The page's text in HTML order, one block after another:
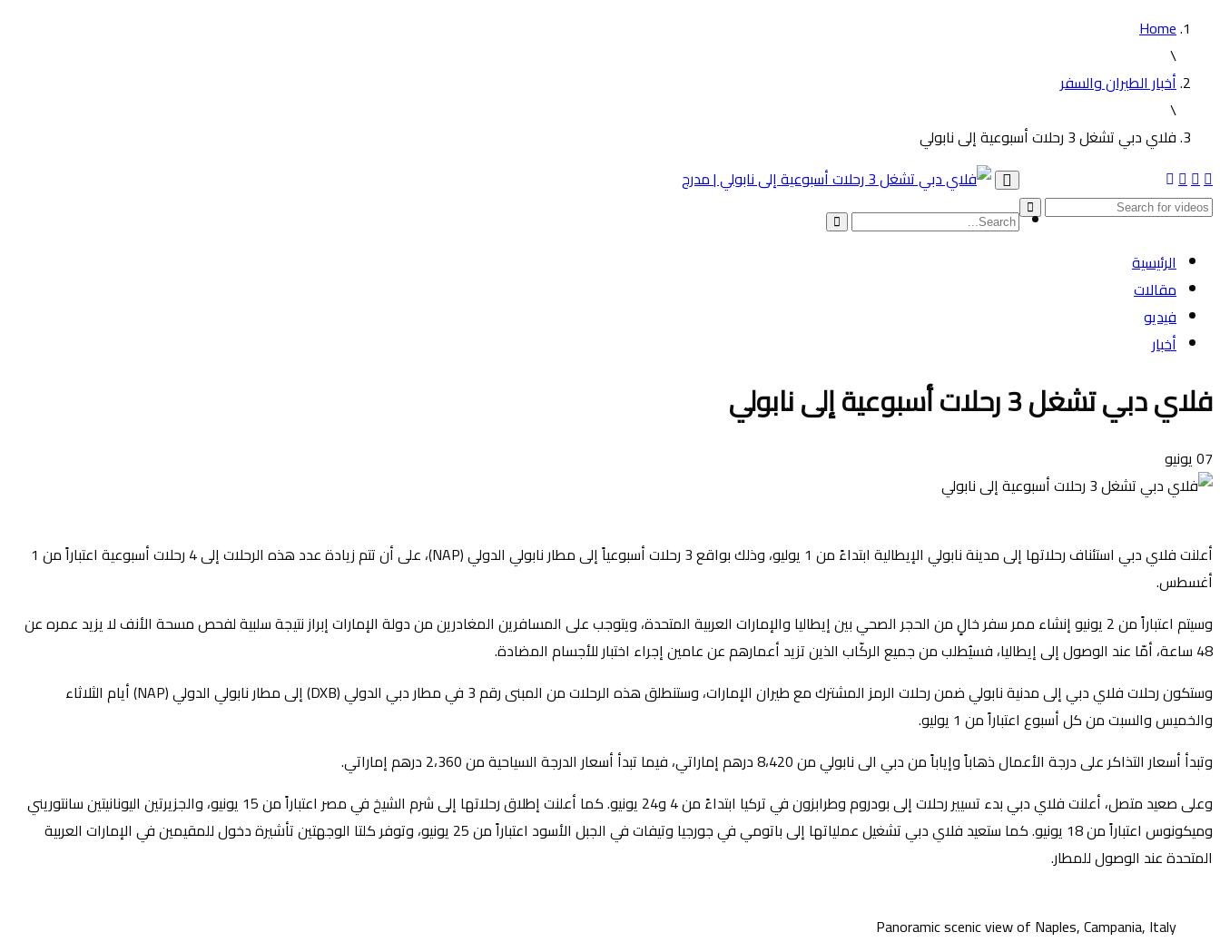
Home
\
أخبار الطيران والسفر
\
فلاي دبي تشغل 3 رحلات أسبوعية إلى نابولي
Toggle
navigation
الرئيسية
مقالات
فيديو
أخبار
فلاي دبي تشغل 3 رحلات أسبوعية إلى نابولي
07يونيو
أعلنت فلاي دبي استئناف رحلاتها إلى مدينة نابولي الإيطالية ابتداءً من 1 يوليو، وذلك بواقع 3 رحلات أسبوعياً إلى مطار نابولي الدولي (NAP)، على أن تتم زيادة عدد هذه الرحلات إلى 4 رحلات أسبوعية اعتباراً من 1
أغسطس.
وسيتم اعتباراً من 2 يونيو إنشاء ممر سفر خالٍ من الحجر الصحي بين إيطاليا والإمارات العربية المتحدة، ويتوجب على المسافرين المغادرين من دولة الإمارات إبراز نتيجة سلبية لفحص مسحة الأنف لا يزيد عمره عن
48 ساعة، أمّا عند الوصول إلى إيطاليا، فسيُطلب من جميع الركّاب الذين تزيد أعمارهم عن عامين إجراء اختبار للأجسام المضادة.
وستكون رحلات فلاي دبي إلى مدنية نابولي ضمن رحلات الرمز المشترك مع طيران الإمارات، وستنطلق هذه الرحلات من المبنى رقم 3 في مطار دبي الدولي (DXB) إلى مطار نابولي الدولي (NAP) أيام الثلاثاء
والخميس والسبت من كل أسبوع اعتباراً من 1 يوليو.
وتبدأ أسعار التذاكر على درجة الأعمال ذهاباً وإياباً من دبي الى نابولي من 8،420 درهم إماراتي، فيما تبدأ أسعار الدرجة السياحية من 2،360 درهم إماراتي.
وعلى صعيد متصل، أعلنت فلاي دبي بدء تسيير رحلات إلى بودروم وطرابزون في تركيا ابتداءً من 4 و24 يونيو. كما أعلنت إطلاق رحلاتها إلى شرم الشيخ في مصر اعتباراً من 15 يونيو، والجزيرتين اليونانيتين سانتوريني
وميكونوس اعتباراً من 18 يونيو. كما ستعيد فلاي دبي تشغيل عملياتها إلى باتومي في جورجيا وتيفات في الجبل الأسود اعتباراً من 25 يونيو، وتوفر كلتا الوجهتين تأشيرة دخول للمقيمين في الإمارات العربية
المتحدة عند الوصول للمطار.
Panoramic scenic view of Naples, Campania, Italy